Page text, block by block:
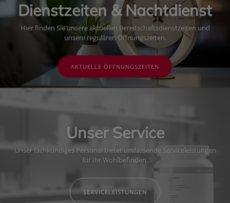
Dienstzeiten & Nachtdienst
Hier finden Sie unsere aktuellen Bereitschaftsdienstzeiten und
unsere regulären Öffnungszeiten.
AKTUELLE ÖFFNUNGSZEITEN
Unser Service
Unser fachkundiges Personal bietet umfassende Serviceleistungen
für Ihr Wohlbefinden.
SERVICELEISTUNGEN